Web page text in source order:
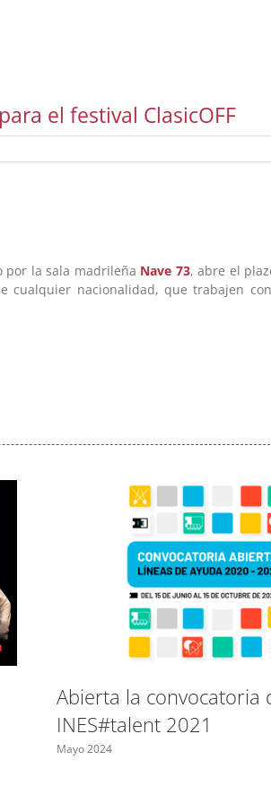
el festival ClasicOFF
por la sala madrileña Nave 73, abre el
cualquier nacionalidad, que trabajen
Abierta la convocatoria
INES#talent 2021
Mayo 2024